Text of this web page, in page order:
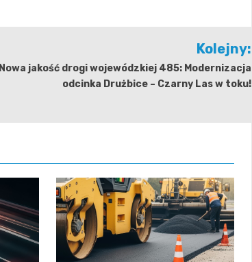
Kolejny:
Nowa jakość drogi wojewódzkiej 485: Modernizacja
odcinka Drużbice – Czarny Las w toku!